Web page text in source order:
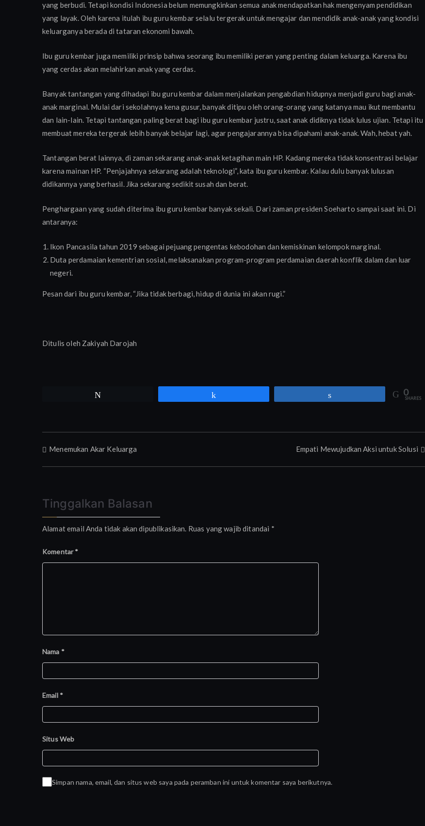
yang berbudi. Tetapi kondisi Indonesia belum memungkinkan semua anak mendapatkan hak mengenyam pendidikan
yang layak. Oleh karena itulah ibu guru kembar selalu tergerak untuk mengajar dan mendidik anak-anak yang kondisi
keluarganya berada di tataran ekonomi bawah.
Ibu guru kembar juga memiliki prinsip bahwa seorang ibu memiliki peran yang penting dalam keluarga. Karena ibu
yang cerdas akan melahirkan anak yang cerdas.
Banyak tantangan yang dihadapi ibu guru kembar dalam menjalankan pengabdian hidupnya menjadi guru bagi anak-
anak marginal. Mulai dari sekolahnya kena gusur, banyak ditipu oleh orang-orang yang katanya mau ikut membantu
dan lain-lain. Tetapi tantangan paling berat bagi ibu guru kembar justru, saat anak didiknya tidak lulus ujian. Tetapi itu
membuat mereka tergerak lebih banyak belajar lagi, agar pengajarannya bisa dipahami anak-anak. Wah, hebat yah.
Tantangan berat lainnya, di zaman sekarang anak-anak ketagihan main HP. Kadang mereka tidak konsentrasi belajar
karena mainan HP. “Penjajahnya sekarang adalah teknologi”, kata ibu guru kembar. Kalau dulu banyak lulusan
didikannya yang berhasil. Jika sekarang sedikit susah dan berat.
Penghargaan yang sudah diterima ibu guru kembar banyak sekali. Dari zaman presiden Soeharto sampai saat ini. Di
antaranya:
Ikon Pancasila tahun 2019 sebagai pejuang pengentas kebodohan dan kemiskinan kelompok marginal.
Duta perdamaian kementrian sosial, melaksanakan program-program perdamaian daerah konflik dalam dan luar
negeri.
Pesan dari ibu guru kembar, “Jika tidak berbagi, hidup di dunia ini akan rugi.”
Ditulis oleh Zakiyah Darojah
0
SHARES
Navigasi
pos
Menemukan Akar Keluarga Empati Mewujudkan Aksi untuk Solusi
Tinggalkan Balasan
Alamat email Anda tidak akan dipublikasikan. Ruas yang wajib ditandai *
Komentar*
Nama *
Email *
Situs Web
Simpan nama, email, dan situs web saya pada peramban ini untuk komentar saya berikutnya.